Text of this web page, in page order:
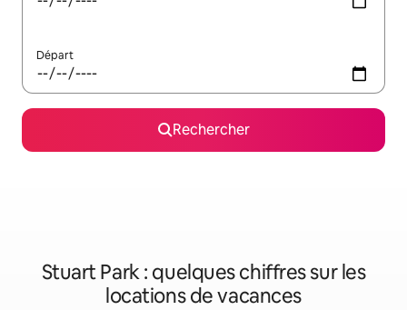
Départ
Rechercher
Stuart Park : quelques chiffres sur les
locations de vacances